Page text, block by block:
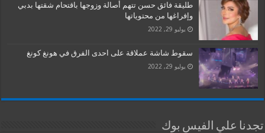
طليقة فائق حسن تتهم أصالة وزوجها باقتحام شقتها بدبي
وإفراغها من محتوياتها
يوليو 29, 2022
سقوط شاشة عملاقة على احدى الفرق في هونغ كونغ
يوليو 29, 2022
تجدنا علي الفيس بوك